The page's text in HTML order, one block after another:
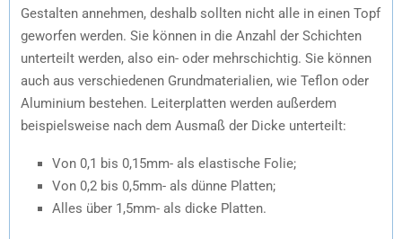
Gestalten annehmen, deshalb sollten nicht alle in einen Topf
geworfen werden. Sie können in die Anzahl der Schichten
unterteilt werden, also ein- oder mehrschichtig. Sie können
auch aus verschiedenen Grundmaterialien, wie Teflon oder
Aluminium bestehen. Leiterplatten werden außerdem
beispielsweise nach dem Ausmaß der Dicke unterteilt:
Von 0,1 bis 0,15mm- als elastische Folie;
Von 0,2 bis 0,5mm- als dünne Platten;
Alles über 1,5mm- als dicke Platten.